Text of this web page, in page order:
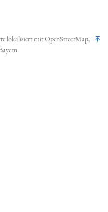
lokalisiert mitOpenStreetMap,
.